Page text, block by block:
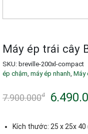
Máy ép trái cây
SKU: breville-200xl-compact
ép chậm, máy ép nhanh, Máy
7.900.000đ
Giá
gốc
Giá
hiện
Kích thước: 25 x 25x